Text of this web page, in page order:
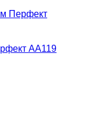
AA119